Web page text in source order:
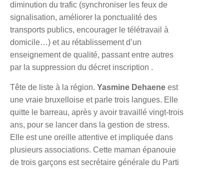
diminution du trafic (synchroniser les feux de
signalisation, améliorer la ponctualité des
transports publics, encourager le télétravail à
domicile…) et au rétablissement d’un
enseignement de qualité, passant entre autres
par la suppression du décret inscription .
Tête de liste à la région. Yasmine Dehaene est
une vraie bruxelloise et parle trois langues. Elle
quitte le barreau, après y avoir travaillé vingt-trois
ans, pour se lancer dans la gestion de stress.
Elle est une oreille attentive et impliquée dans
plusieurs associations. Cette maman épanouie
de trois garçons est secrétaire générale du Parti